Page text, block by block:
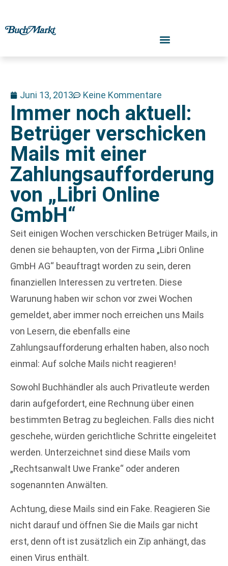
Juni 13, 2013 Keine Kommentare
Immer noch aktuell:
Betrüger verschicken
Mails mit einer
Zahlungsaufforderung
von „Libri Online
GmbH“
Seit einigen Wochen verschicken Betrüger Mails, in
denen sie behaupten, von der Firma „Libri Online
GmbH AG“ beauftragt worden zu sein, deren
finanziellen Interessen zu vertreten. Diese
Warunung haben wir schon vor zwei Wochen
gemeldet, aber immer noch erreichen uns Mails
von Lesern, die ebenfalls eine
Zahlungsaufforderung erhalten haben, also noch
einmal: Auf solche Mails nicht reagieren!
Sowohl Buchhändler als auch Privatleute werden
darin aufgefordert, eine Rechnung über einen
bestimmten Betrag zu begleichen. Falls dies nicht
geschehe, würden gerichtliche Schritte eingeleitet
werden. Unterzeichnet sind diese Mails vom
„Rechtsanwalt Uwe Franke“ oder anderen
sogenannten Anwälten.
Achtung, diese Mails sind ein Fake. Reagieren Sie
nicht darauf und öffnen Sie die Mails gar nicht
erst, denn oft ist zusätzlich ein Zip anhängt, das
einen Virus enthält.